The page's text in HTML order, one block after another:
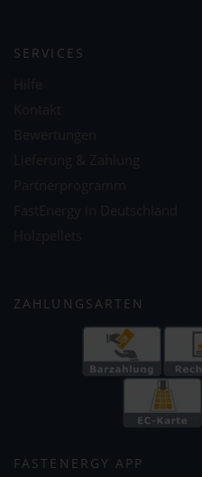
SERVICES
ZAHLUNGSARTEN
FASTENERGY APP